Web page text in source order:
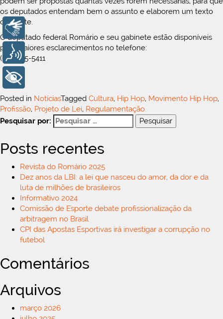
os deputados entendam bem o assunto e elaborem um texto
coerente.
O deputado federal Romário e seu gabinete estão disponíveis
para maiores esclarecimentos no telefone:
(61) 3215-5411
Posted in NotíciasTagged Cultura, Hip Hop, Movimento Hip Hop,
Profissão, Projeto de Lei, Regulamentação
Pesquisar por:
Posts recentes
Revista do Romário 2025
Dez anos da LBI: a lei que nasceu do amor, da dor e da
luta de milhões de brasileiros
Informativo 2024
Comissão de Esporte debate profissionalização da
arbitragem no Brasil
CPI das Apostas Esportivas irá investigar a corrupção no
futebol
Comentários
Arquivos
março 2026
Voz